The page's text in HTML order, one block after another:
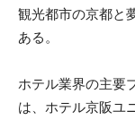
観光都市の京都と
ある。
ホテル業界の主要
は、ホテル京阪ユ